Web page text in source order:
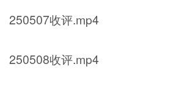
250507收评.mp4
250508收评.mp4